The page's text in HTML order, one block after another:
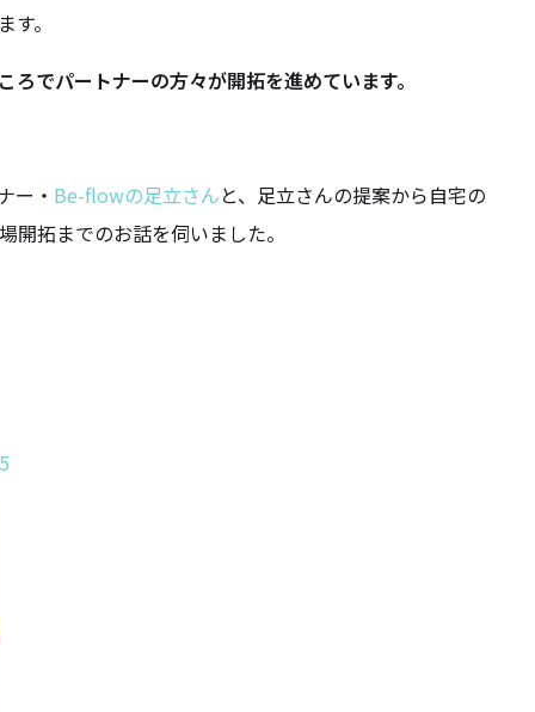
。
でパートナーの方々が開拓を進めています。
ー・ Be-flowの足立さんと、足立さんの提案から自宅の
拓までのお話を伺いました。